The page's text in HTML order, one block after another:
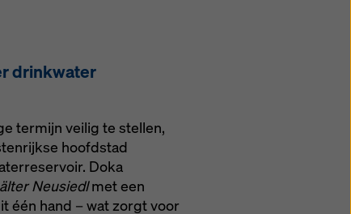
drinkwater
termijn veilig te stellen,
hoofdstad
Doka
Neusiedlmet een
één hand – wat zorgt voor